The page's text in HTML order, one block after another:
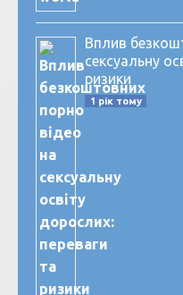
Вплив
сексуальну
ризики
1 рік тому